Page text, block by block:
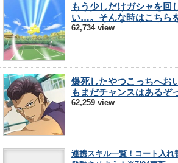
もう少しだけガシャを回
い…。そんな時はこちら
62,734 view
爆死したやつこっちへお
もまだチャンスはあるぞ
62,259 view
連携スキル一覧！コート入れ